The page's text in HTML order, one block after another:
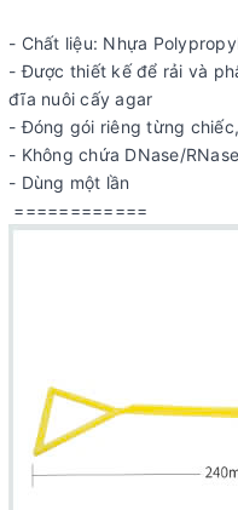
- Chất liệu: Nhựa
- Được thiết kế để rải và
đĩa nuôi cấy agar
- Đóng gói riêng từng
- Không chứa DNase/RNase
- Dùng một lần
============